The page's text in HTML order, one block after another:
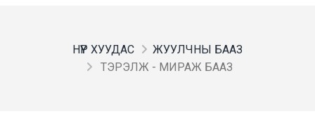
НҮҮР ХУУДАС
ЖУУЛЧНЫ БААЗ
ТЭРЭЛЖ - МИРАЖ БААЗ